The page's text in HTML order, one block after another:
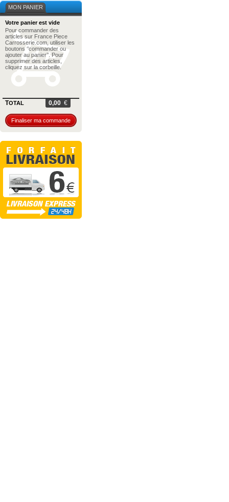
MON PANIER
Votre panier est vide
Pour commander des
articles sur France Piece
Carrosserie.com, utiliser les
boutons ‘’commander ou
ajouter au panier’’. Pour
supprimer des articles,
cliquez sur la corbeille.
TOTAL 0,00 €